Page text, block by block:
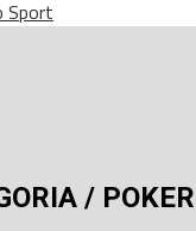
Sport
/